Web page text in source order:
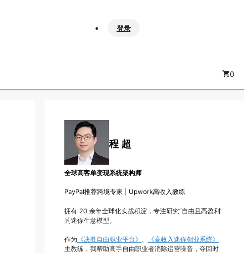
登录
0
程 超
全球高客单变现系统架构师
PayPal推荐跨境专家 | Upwork高收入教练
拥有 20 余年全球化实战积淀，专注研究“自由且高盈利”
的迷你生意模型。
作为 《决胜自由职业平台》
《高收入迷你创业系统》
主教练，我帮助高手自由职业者消除运营噪音，夺回时